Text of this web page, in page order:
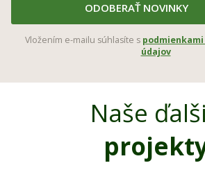
ODOBERAŤ NOVINKY
Vložením e-mailu súhlasíte s
údajov
Naše